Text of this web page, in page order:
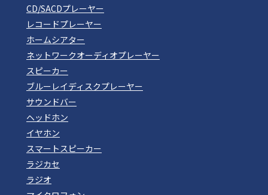
CD/SACDプレーヤー
レコードプレーヤー
ホームシアター
ネットワークオーディオプレーヤー
スピーカー
ブルーレイディスクプレーヤー
サウンドバー
ヘッドホン
イヤホン
スマートスピーカー
ラジカセ
ラジオ